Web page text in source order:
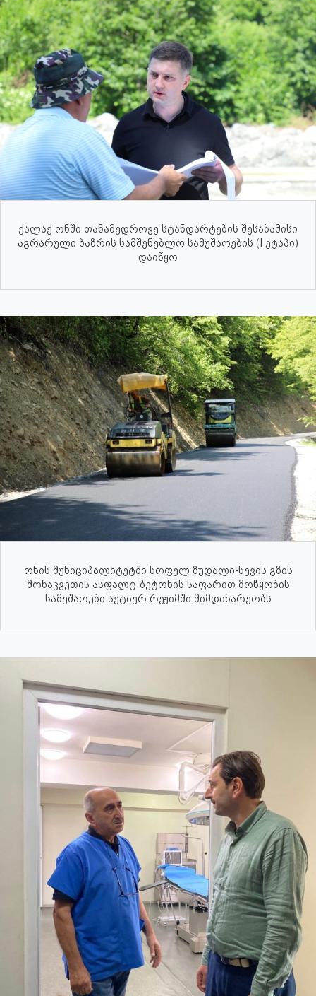
ქალაქ ონში თანამედროვე სტანდარტების შესაბამისი
აგრარული ბაზრის სამშენებლო სამუშაოების (I ეტაპი)
დაიწყო
ონის მუნიციპალიტეტში სოფელ ზუდალი-სევის გზის
მონაკვეთის ასფალტ-ბეტონის საფარით მოწყობის
სამუშაოები აქტიურ რეჟიმში მიმდინარეობს